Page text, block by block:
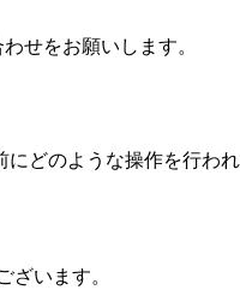
せをお願いします。
どのような操作を行われ
います。